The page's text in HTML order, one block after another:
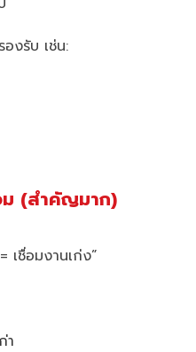
งรับ เช่น:
ม (สำคัญมาก)
ชื่อมงานเก่ง”
า